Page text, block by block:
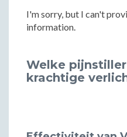
I'm sorry, but I can't
information.
Welke
krachtige